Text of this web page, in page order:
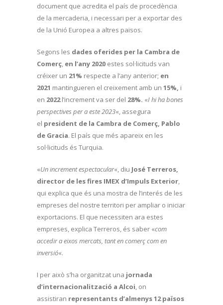
document que acredita el país de procedència
de la mercaderia, i necessari per a exportar des
de la Unió Europea a altres països.
Segons les dades oferides per la Cambra de
Comerç, en l’any 2020 estes sol·licituds van
créixer un 21% respecte a l’any anterior; en
2021 mantingueren el creixement amb un 15%, i
en 2022l’increment va ser del 28%. «I hi ha bones
perspectives per a este 2023«, assegura
el president de la Cambra de Comerç, Pablo
de Gracia. El país que més apareix en les
sol·licituds és Turquia.
«Un increment espectacular«, diu José Terreros,
director de les fires IMEX d’Impuls Exterior,
qui explica que és una mostra de l’interés de les
empreses del nostre territori per ampliar o iniciar
exportacions. El que necessiten ara estes
empreses, explica Terreros, és saber «com
accedir a eixos mercats, tant en comerç com en
inversió«.
I per això s’ha organitzat una jornada
d’internacionalització a Alcoi, on
assistiran representants d’almenys 12 països